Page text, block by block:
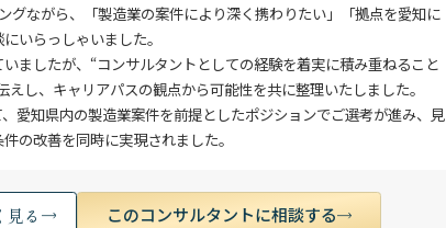
グながら、「製造業の案件により深く携わりたい」「拠点を愛知に
いらっしゃいました。
ましたが、“コンサルタントとしての経験を着実に積み重ねること
し、キャリアパスの観点から可能性を共に整理いたしました。
愛知県内の製造業案件を前提としたポジションでご選考が進み、見
の改善を同時に実現されました。
る このコンサルタントに相談する